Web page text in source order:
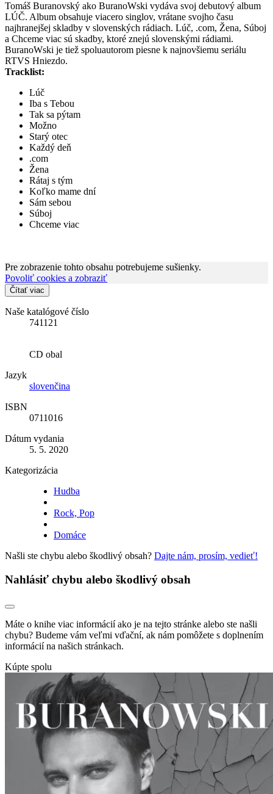
Tomáš Buranovský ako BuranoWski vydáva svoj debutový album
LÚČ. Album obsahuje viacero singlov, vrátane svojho času
najhranejšej skladby v slovenských rádiach. Lúč, .com, Žena, Súboj
a Chceme viac sú skadby, ktoré znejú slovenskými rádiami.
BuranoWski je tiež spoluautorom piesne k najnovšiemu seriálu
RTVS Hniezdo.
Tracklist:
Lúč
Iba s Tebou
Tak sa pýtam
Možno
Starý otec
Každý deň
.com
Žena
Rátaj s tým
Koľko mame dní
Sám sebou
Súboj
Chceme viac
Pre zobrazenie tohto obsahu potrebujeme sušienky.
Povoliť cookies a zobraziť
Čítať viac
Naše katalógové číslo
741121
CD obal
Jazyk
slovenčina
ISBN
0711016
Dátum vydania
5. 5. 2020
Kategorizácia
Hudba
Rock, Pop
Domáce
Našli ste chybu alebo škodlivý obsah? Dajte nám, prosím, vedieť!
Nahlásiť chybu alebo škodlivý obsah
Máte o knihe viac informácií ako je na tejto stránke alebo ste našli
chybu? Budeme vám veľmi vďační, ak nám pomôžete s doplnením
informácií na našich stránkach.
Kúpte spolu